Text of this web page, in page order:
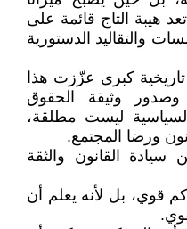
هيبة التاج قائمة على
والتقاليد الدستورية
كبرى عزّزت هذا
وصدور وثيقة الحقوق
السياسية ليست مطلقة،
ورضا المجتمع.
سيادة القانون والثقة
قوي، بل لأنه يعلم أن